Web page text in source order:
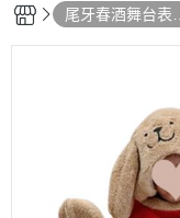
尾牙春酒舞台表演
服